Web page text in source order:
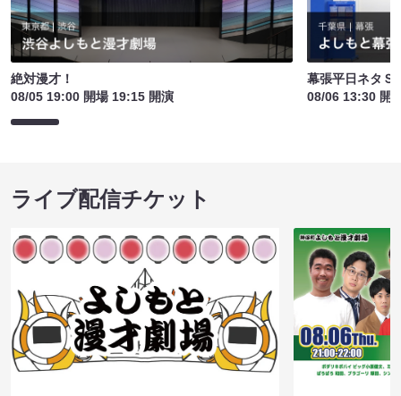
絶対漫才！
08/05 19:00 開場 19:15 開演
幕張平日ネタＳ
08/06 13:30 開
ライブ配信チケット